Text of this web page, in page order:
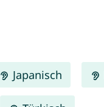
Japanisch